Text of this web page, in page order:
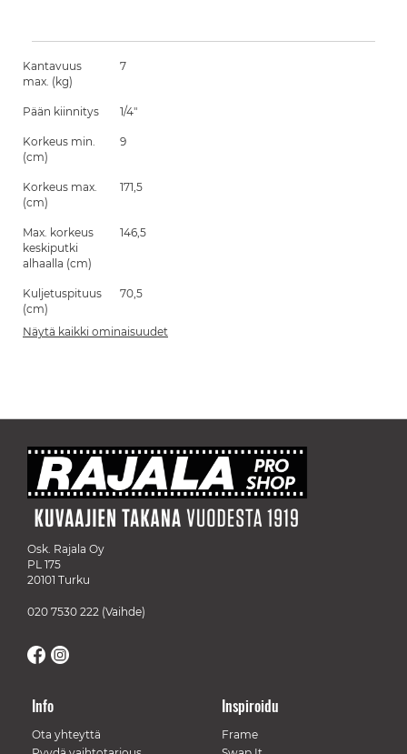
Kantavuus
max. (kg)
7
Pään kiinnitys 1/4"
Korkeus min.
(cm)
9
Korkeus max.
(cm)
171,5
Max. korkeus
keskiputki
alhaalla (cm)
146,5
Kuljetuspituus
(cm)
70,5
Näytä kaikki ominaisuudet
Osk. Rajala Oy
PL 175
20101 Turku
020 7530 222 (Vaihde)
Info
Ota yhteyttä
Inspiroidu
Frame